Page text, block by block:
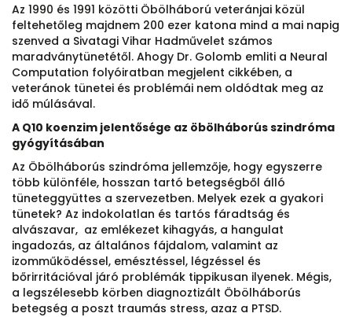
Az 1990 és 1991 közötti Öbölháború veteránjai közül
feltehetőleg majdnem 200 ezer katona mind a mai napig
szenved a Sivatagi Vihar Hadművelet számos
maradványtünetétől. Ahogy Dr. Golomb emliti a Neural
Computation folyóiratban megjelent cikkében, a
veteránok tünetei és problémái nem oldódtak meg az
idő múlásával.
A Q10 koenzim jelentősége az öbölháborús szindróma
gyógyításában
Az Öbölháborús szindróma jellemzője, hogy egyszerre
több különféle, hosszan tartó betegségből álló
tüneteggyüttes a szervezetben. Melyek ezek a gyakori
tünetek? Az indokolatlan és tartós fáradtság és
alvászavar, az emlékezet kihagyás, a hangulat
ingadozás, az általános fájdalom, valamint az
izomműködéssel, emésztéssel, légzéssel és
bőrirritációval járó problémák tippikusan ilyenek. Mégis,
a legszélesebb körben diagnoztizált Öbölháborús
betegség a poszt traumás stress, azaz a PTSD.